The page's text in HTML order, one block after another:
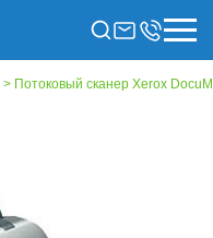
> Потоковый сканер Xerox